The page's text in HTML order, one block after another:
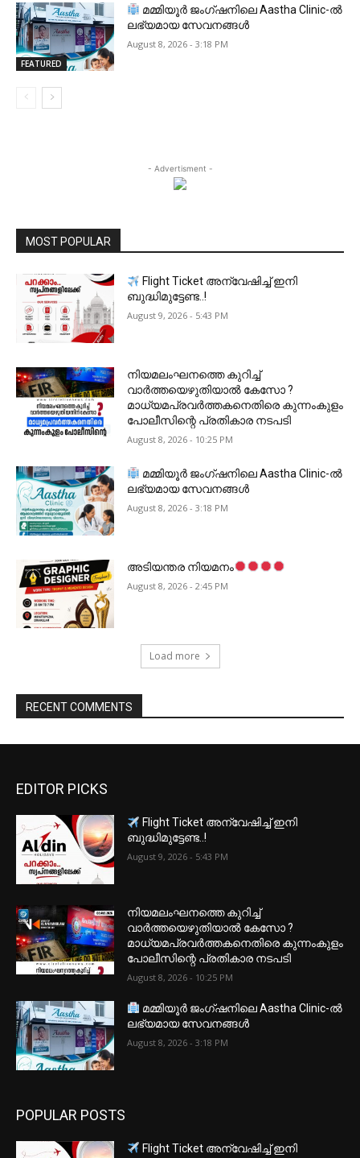
FEATURED
മമ്മിയൂർ ജംഗ്ഷനിലെ Aastha Clinic-ൽ
ലഭ്യമായ സേവനങ്ങൾ
August 8, 2026 - 3:18 PM
- Advertisment -
MOST POPULAR
Flight Ticket അന്വേഷിച്ച് ഇനി
ബുദ്ധിമുട്ടേണ്ട..!
August 9, 2026 - 5:43 PM
നിയമലംഘനത്തെ കുറിച്ച്
വാർത്തയെഴുതിയാൽ കേസോ ?
മാധ്യമപ്രവർത്തകനെതിരെ കുന്നംകുളം
പോലീസിന്റെ പ്രതികാര നടപടി
August 8, 2026 - 10:25 PM
മമ്മിയൂർ ജംഗ്ഷനിലെ Aastha Clinic-ൽ
ലഭ്യമായ സേവനങ്ങൾ
August 8, 2026 - 3:18 PM
അടിയന്തര നിയമനം
August 8, 2026 - 2:45 PM
Load more
RECENT COMMENTS
EDITOR PICKS
Flight Ticket അന്വേഷിച്ച് ഇനി
ബുദ്ധിമുട്ടേണ്ട..!
August 9, 2026 - 5:43 PM
നിയമലംഘനത്തെ കുറിച്ച്
വാർത്തയെഴുതിയാൽ കേസോ ?
മാധ്യമപ്രവർത്തകനെതിരെ കുന്നംകുളം
പോലീസിന്റെ പ്രതികാര നടപടി
August 8, 2026 - 10:25 PM
മമ്മിയൂർ ജംഗ്ഷനിലെ Aastha Clinic-ൽ
ലഭ്യമായ സേവനങ്ങൾ
August 8, 2026 - 3:18 PM
POPULAR POSTS
Flight Ticket അന്വേഷിച്ച് ഇനി